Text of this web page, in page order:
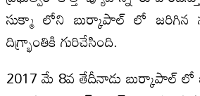
సుక్మా లోని బుర్కాపాల్ లో జరిగిన
దిగ్భ్రాంతికి గురిచేసింది.
2017 మే 8వ తేదీనాడు బుర్కాపాల్ లో